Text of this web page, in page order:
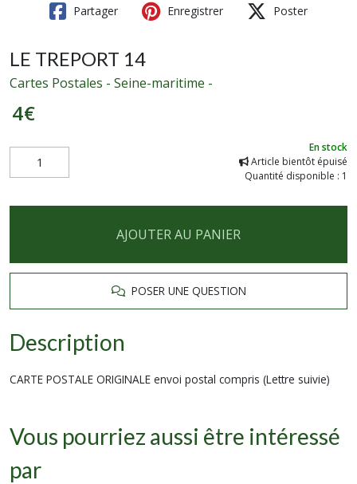
Partager Enregistrer Poster
LE TREPORT 14
Cartes Postales - Seine-maritime -
4€
En stock
Article bientôt épuisé
Quantité disponible : 1
AJOUTER AU PANIER
POSER UNE QUESTION
Description
CARTE POSTALE ORIGINALE envoi postal compris (Lettre suivie)
Vous pourriez aussi être intéressé
par